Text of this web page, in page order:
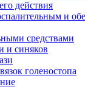
действия
и
средствами
и синяков
голеностопа